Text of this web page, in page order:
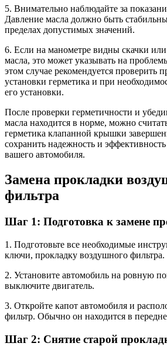
5. Внимательно наблюдайте за
Давление масла должно быть
пределах допустимых значений.
6. Если на манометре видны скачки
масла, это может указывать на
этом случае рекомендуется проверить
установки герметика и при
его установки.
После проверки герметичности и
масла находится в норме, можно
герметика клапанной крышки
сохранить надежность и
вашего автомобиля.
Замена прокладки
фильтра
Шаг 1: Подготовка к замене
1. Подготовьте все необходимые
ключи, прокладку воздушного фильтра.
2. Установите автомобиль на ровную
выключите двигатель.
3. Откройте капот автомобиля и
фильтр. Обычно он находится в
Шаг 2: Снятие старой